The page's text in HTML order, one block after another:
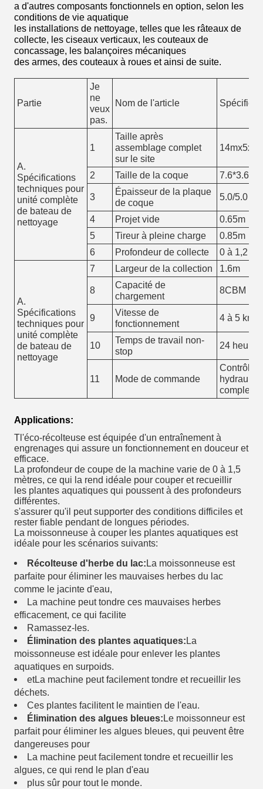
a d'autres composants fonctionnels en option, selon les
conditions de vie aquatique
les installations de nettoyage, telles que les râteaux de
collecte, les ciseaux verticaux, les couteaux de
concassage, les balançoires mécaniques
des armes, des couteaux à roues et ainsi de suite.
Partie
Je
ne
veux
pas.
Nom de l'article
A.
Spécifications
techniques pour
unité complète
de bateau de
nettoyage
1
Taille après
assemblage complet
sur le site
2 Taille de la coque
3
Épaisseur de la plaque
de coque
5.0/5.0
4 Projet vide
0.65m
5
Tireur à pleine charge
0.85m
6
Profondeur de collecte 0 à 1,2 m
A.
Spécifications
techniques pour
unité complète
de bateau de
nettoyage
7 Largeur de la collection 1.6m
8
Capacité de
chargement
8CBM
9
Vitesse de
fonctionnement
4 à 5 km/h
10
Temps de travail non-
stop
24 heures
11 Mode de commande
Contrôle
complet
Applications:
T l'éco-récolteuse est équipée d'un entraînement à
engrenages qui assure un fonctionnement en douceur et
efficace.
La profondeur de coupe de la machine varie de 0 à 1,5
mètres, ce qui la rend idéale pour couper et recueillir
les plantes aquatiques qui poussent à des profondeurs
différentes.
s'assurer qu'il peut supporter des conditions difficiles et
rester fiable pendant de longues périodes.
La moissonneuse à couper les plantes aquatiques est
idéale pour les scénarios suivants:
Récolteuse d'herbe du lac: La moissonneuse est
parfaite pour éliminer les mauvaises herbes du lac
comme le jacinte d'eau,
La machine peut tondre ces mauvaises herbes
efficacement, ce qui facilite
Ramassez-les.
Élimination des plantes aquatiques: La
moissonneuse est idéale pour enlever les plantes
aquatiques en surpoids.
etLa machine peut facilement tondre et recueillir les
déchets.
Ces plantes facilitent le maintien de l'eau.
Élimination des algues bleues: Le moissonneur est
parfait pour éliminer les algues bleues, qui peuvent être
dangereuses pour
La machine peut facilement tondre et recueillir les
algues, ce qui rend le plan d'eau
plus sûr pour tout le monde.